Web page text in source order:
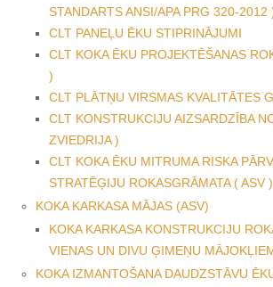
STANDARTS ANSI/APA PRG 320-2012
CLT PANEĻU ĒKU STIPRINĀJUMI
CLT KOKA ĒKU PROJEKTĒŠANAS
)
CLT PLĀTŅU VIRSMAS KVALITĀTES
CLT KONSTRUKCIJU AIZSARDZĪBA
ZVIEDRIJA )
CLT KOKA ĒKU MITRUMA RISKA
STRATĒĢIJU ROKASGRĀMATA ( ASV )
KOKA KARKASA MĀJAS (ASV)
KOKA KARKASA KONSTRUKCIJU
VIENAS UN DIVU ĢIMEŅU
KOKA IZMANTOŠANA DAUDZSTĀVU